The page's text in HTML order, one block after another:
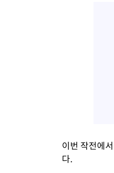
이번 작전에
다.